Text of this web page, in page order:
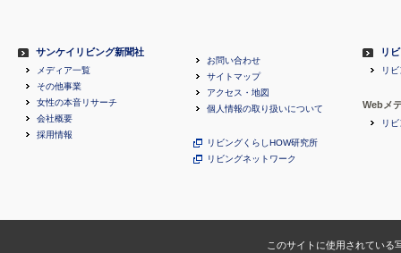
サンケイリビング新聞社
メディア一覧
その他事業
女性の本音リサーチ
会社概要
採用情報
お問い合わせ
サイトマップ
アクセス・地図
個人情報の取り扱いについて
リビングくらしHOW研究所
リビングネットワーク
リ
リ
Webメ
リ
このサイトに使用されている